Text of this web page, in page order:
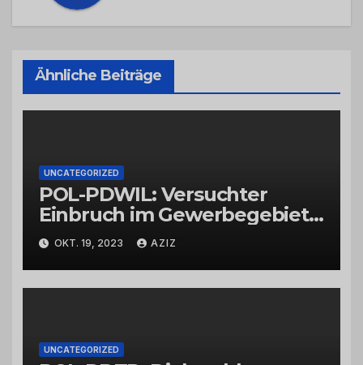
Ähnliche Beiträge
UNCATEGORIZED
POL-PDWIL: Versuchter
Einbruch im Gewerbegebiet
Wittlich
OKT. 19, 2023 AZIZ
UNCATEGORIZED